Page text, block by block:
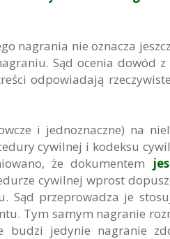
nagrania nie oznacza
Sąd ocenia dowód
odpowiadają
i jednoznaczne) na
cywilnej i kodeksu
że dokumentem
cywilnej wprost
Sąd przeprowadza je
Tym samym nagranie
budzi jedynie nagranie